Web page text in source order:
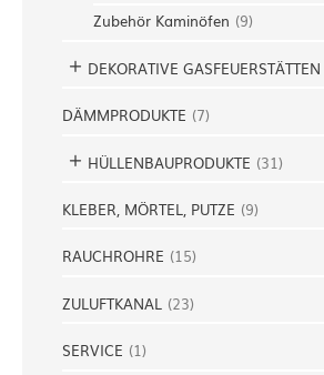
Zubehör Kaminöfen (9)
DEKORATIVE GASFEUERSTÄTTEN
DÄMMPRODUKTE (7)
HÜLLENBAUPRODUKTE (31)
KLEBER, MÖRTEL, PUTZE (9)
RAUCHROHRE (15)
ZULUFTKANAL (23)
SERVICE (1)